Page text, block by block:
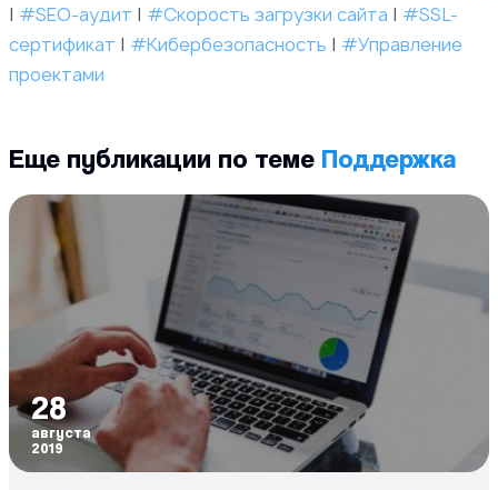
| #SEO-аудит | #Скорость загрузки сайта | #SSL-
сертификат | #Кибербезопасность | #Управление
проектами
Еще публикации по теме Поддержка
28
августа
2019